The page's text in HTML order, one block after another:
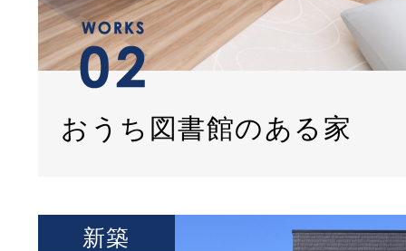
おうち図書館のある家
新築